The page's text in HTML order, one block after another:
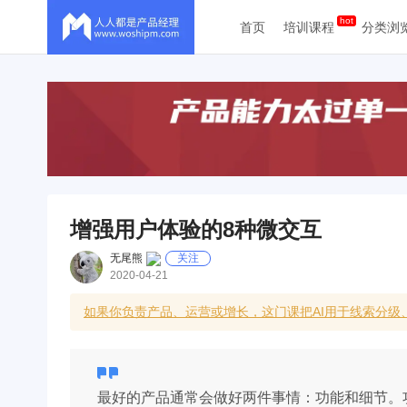
首页 培训课程 分类浏
增强用户体验的8种微交互
无尾熊
关注
2020-04-21
如果你负责产品、运营或增长，这门课把AI用于线索分
最好的产品通常会做好两件事情：功能和细节